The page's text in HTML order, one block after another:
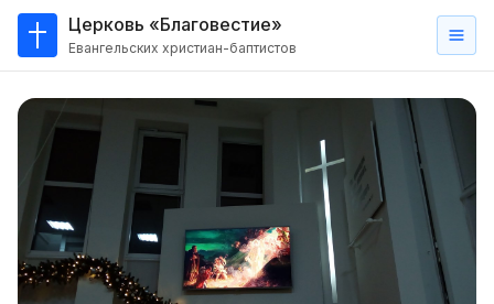
Церковь «Благовестие»
Евангельских христиан-баптистов
Кто такие баптисты?
Мы на карте
Проповеди